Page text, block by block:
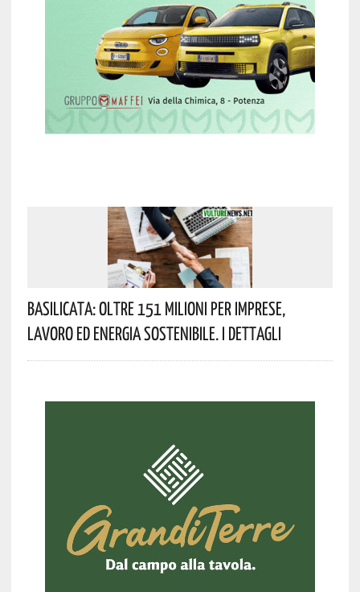
Basilicata: Oltre 151 Milioni Per Imprese,
Lavoro Ed Energia Sostenibile. I Dettagli